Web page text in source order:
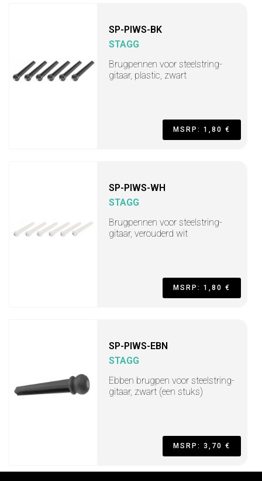
SP-PIWS-BK
STAGG
Brugpennen voor steelstring-
gitaar, plastic, zwart
MSRP: 1,80 €
SP-PIWS-WH
STAGG
Brugpennen voor steelstring-
gitaar, verouderd wit
MSRP: 1,80 €
SP-PIWS-EBN
STAGG
Ebben brugpen voor steelstring-
gitaar, zwart (een stuks)
MSRP: 3,70 €